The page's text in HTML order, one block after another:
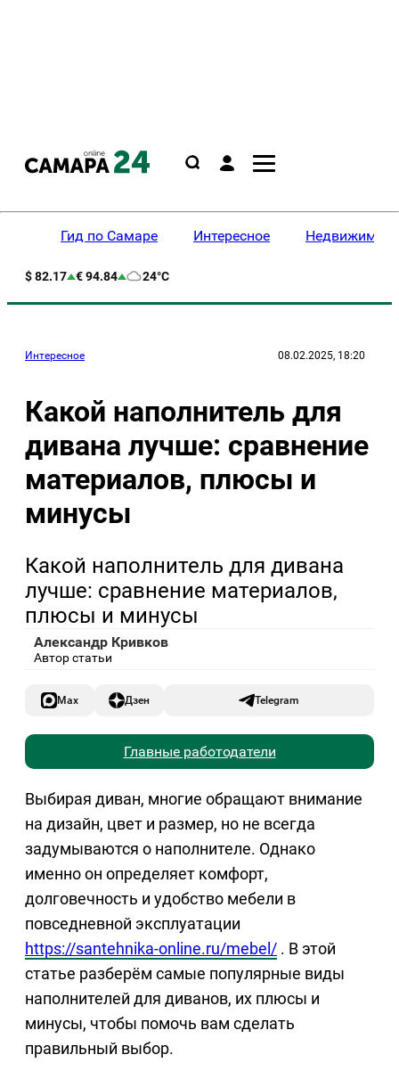
Гид по Самаре Интересное
$ 82.17 € 94.84 24°C
Интересное 08.02.2025, 18:20
Какой наполнитель для
дивана лучше: сравнение
материалов, плюсы и
минусы
Какой наполнитель для дивана
лучше: сравнение материалов,
плюсы и минусы
Александр Кривков
Автор статьи
Max Дзен Telegram
Главные работодатели
Выбирая диван, многие обращают внимание
на дизайн, цвет и размер, но не всегда
задумываются о наполнителе. Однако
именно он определяет комфорт,
долговечность и удобство мебели в
повседневной эксплуатации
https://santehnika-online.ru/mebel/ . В этой
статье разберём самые популярные виды
наполнителей для диванов, их плюсы и
минусы, чтобы помочь вам сделать
правильный выбор.